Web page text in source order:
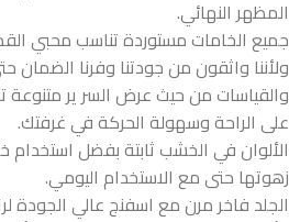
المظهر النهائي.
جميع الخامات مستوردة تناسب محبي
ولأننا واثقون من جودتنا وفرنا
والقياسات من حيث عرض السر ير
على الراحة وسهولة الحركة في غرفتك.
الألوان في الخشب ثابتة بفضل
زهوتها حتى مع الاستخدام اليومي.
الجلد فاخر مرن مع اسفنج عالي الجودة